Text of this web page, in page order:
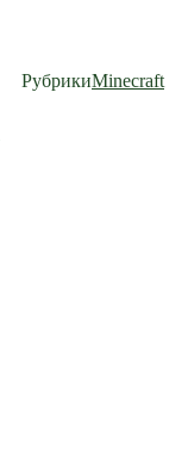
РубрикиMinecraft